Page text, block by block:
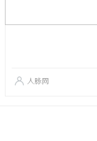
人脉网